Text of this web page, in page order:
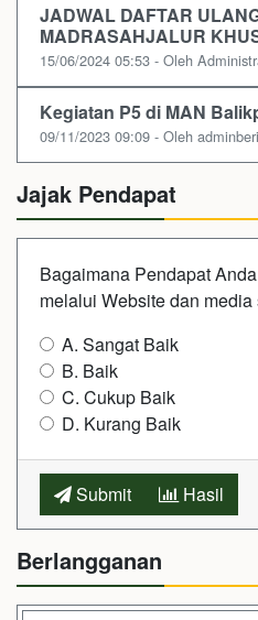
JADWAL DAFTAR
MADRASAHJALUR
15/06/2024 05:53 - Oleh
Kegiatan P5 di MAN
09/11/2023 09:09 - Oleh
Jajak Pendapat
Bagaimana Pendapat
melalui Website dan media
A. Sangat Baik
B. Baik
C. Cukup Baik
D. Kurang Baik
Submit Hasil
Berlangganan